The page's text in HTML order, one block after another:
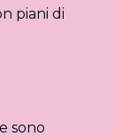
piani di
sono